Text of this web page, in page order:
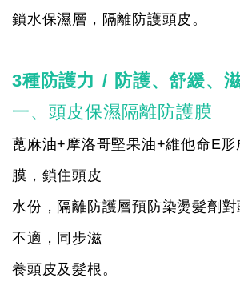
鎖水保濕層，隔離防護頭皮。
3種防護力 / 防護、舒緩、
一、頭皮保濕隔離防護膜
蓖麻油+摩洛哥堅果油+維他命E形
膜，鎖住頭皮
水份，隔離防護層預防染燙髮劑
不適，同步滋
養頭皮及髮根。